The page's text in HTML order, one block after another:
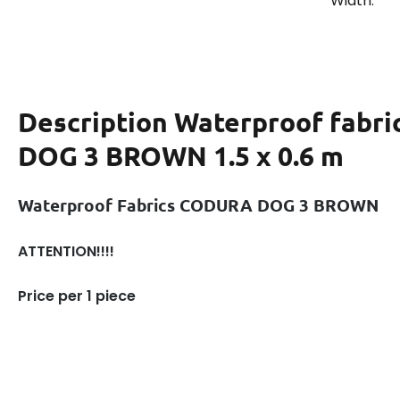
Description Waterproof
DOG 3 BROWN 1.5 x 0.6 m
Waterproof Fabrics CODURA DOG 3 BROWN
ATTENTION!!!!
Price per 1 piece